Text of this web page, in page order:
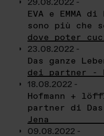
EVA e EMMA
sono più che
dove poter
23.08.2022 -
Das ganze
dei partner -
18.08.2022 -
Hofmann +
partner di Das
Jena
09.08.2022 -